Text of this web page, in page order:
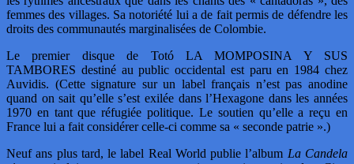
femmes des villages. Sa notoriété lui a de fait permis de défendre les
droits des communautés marginalisées de Colombie.
Le premier disque de Totó LA MOMPOSINA Y SUS
TAMBORES destiné au public occidental est paru en 1984 chez
Auvidis. (Cette signature sur un label français n’est pas anodine
quand on sait qu’elle s’est exilée dans l’Hexagone dans les années
1970 en tant que réfugiée politique. Le soutien qu’elle a reçu en
France lui a fait considérer celle-ci comme sa « seconde patrie ».)
Neuf ans plus tard, le label Real World publie l’album La Candela